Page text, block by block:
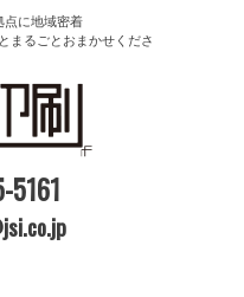
点に地域密着
まるごとおまかせくださ